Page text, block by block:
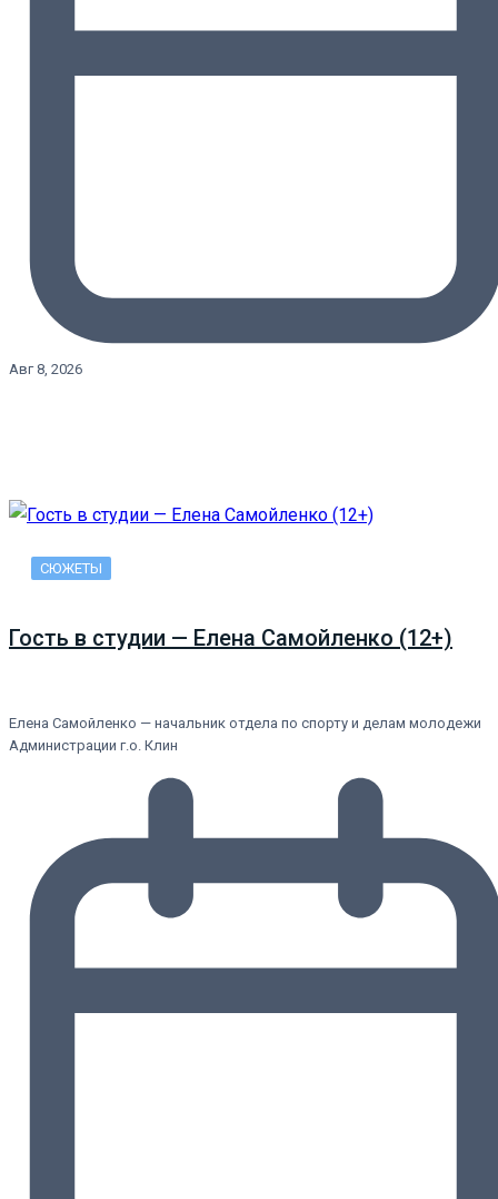
Авг 8, 2026
СЮЖЕТЫ
Гость в студии — Елена Самойленко (12+)
Елена Самойленко — начальник отдела по спорту и делам молодежи
Администрации г.о. Клин